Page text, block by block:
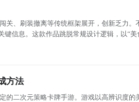
关、刷装撤离等传统框架展开，创新乏力。
信息。这款作品跳脱常规设计逻辑，以“美
方法
的二次元策略卡牌手游。游戏以高辨识度的